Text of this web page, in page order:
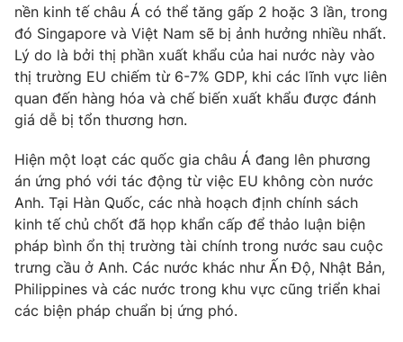
Góc doanh nghiệp
Truyền hình
Phim VTV
Hậu trường
Nhân vật
Khán giả
Giải sao mai
Giải trí
Điện ảnh
Sao
Đời sống
Du lịch
Làm đẹp
Chất lượng cuộc sống
Giáo dục
Tuyển sinh
Học trực tuyến
Công nghệ
Hitech Công nghệ tương lai
Sản phẩm
Giao lưu trực tuyến
nền kinh tế châu Á có thể tăng gấp 2 hoặc 3 lần, trong
đó Singapore và Việt Nam sẽ bị ảnh hưởng nhiều nhất.
Lý do là bởi thị phần xuất khẩu của hai nước này vào
thị trường EU chiếm từ 6-7% GDP, khi các lĩnh vực liên
quan đến hàng hóa và chế biến xuất khẩu được đánh
giá dễ bị tổn thương hơn.
Hiện một loạt các quốc gia châu Á đang lên phương
án ứng phó với tác động từ việc EU không còn nước
Anh. Tại Hàn Quốc, các nhà hoạch định chính sách
kinh tế chủ chốt đã họp khẩn cấp để thảo luận biện
pháp bình ổn thị trường tài chính trong nước sau cuộc
trưng cầu ở Anh. Các nước khác như Ấn Độ, Nhật Bản,
Philippines và các nước trong khu vực cũng triển khai
các biện pháp chuẩn bị ứng phó.